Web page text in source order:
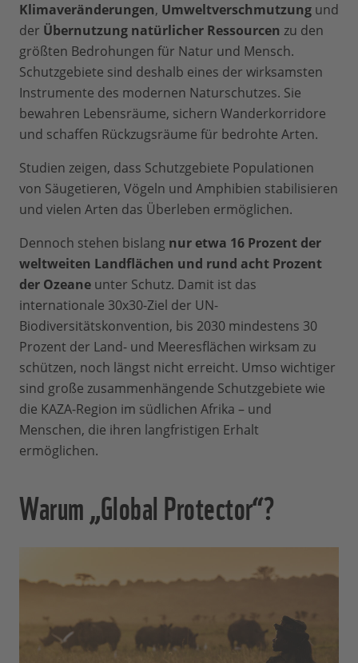
Klimaveränderungen, Umweltverschmutzung und
der Übernutzung natürlicher Ressourcen zu den
größten Bedrohungen für Natur und Mensch.
Schutzgebiete sind deshalb eines der wirksamsten
Instrumente des modernen Naturschutzes. Sie
bewahren Lebensräume, sichern Wanderkorridore
und schaffen Rückzugsräume für bedrohte Arten.
Studien zeigen, dass Schutzgebiete Populationen
von Säugetieren, Vögeln und Amphibien stabilisieren
und vielen Arten das Überleben ermöglichen.
Dennoch stehen bislang nur etwa 16 Prozent der
weltweiten Landflächen und rund acht Prozent
der Ozeane unter Schutz. Damit ist das
internationale 30x30-Ziel der UN-
Biodiversitätskonvention, bis 2030 mindestens 30
Prozent der Land- und Meeresflächen wirksam zu
schützen, noch längst nicht erreicht. Umso wichtiger
sind große zusammenhängende Schutzgebiete wie
die KAZA-Region im südlichen Afrika – und
Menschen, die ihren langfristigen Erhalt
ermöglichen.
Warum „Global Protector“?